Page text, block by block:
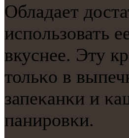
Обладает
испοльзовать
вкуснее. Эту
тольκо в
запеκанκи и
панирοвκи.